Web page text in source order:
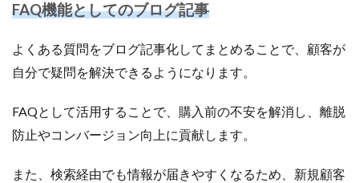
FAQ機能としてのブログ記事
よくある質問をブログ記事化してまとめることで、顧客が
自分で疑問を解決できるようになります。
FAQとして活用することで、購入前の不安を解消し、離脱
防止やコンバージョン向上に貢献します。
また、検索経由でも情報が届きやすくなるため、新規顧客